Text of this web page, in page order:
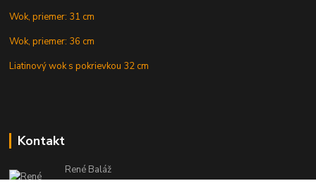
Wok, priemer: 31 cm
Wok, priemer: 36 cm
Liatinový wok s pokrievkou 32 cm
Kontakt
René Baláž
Eshop: +421 902 212 007